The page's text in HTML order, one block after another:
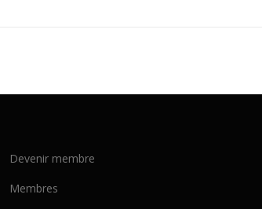
Devenir membre
Membres